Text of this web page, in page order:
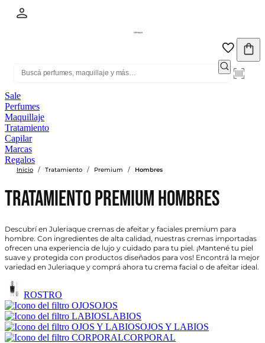
Sale
Perfumes
Maquillaje
Tratamiento
Capilar
Marcas
Regalos
Inicio / Tratamiento / Premium / Hombres
Tratamiento Premium Hombres
Descubrí en Juleriaque cremas de afeitar y faciales premium para
hombre. Con ingredientes de alta calidad, nuestras cremas importadas
ofrecen una experiencia de lujo y cuidado para tu piel. ¡Mantené tu piel
suave y protegida con productos diseñados para vos! Encontrá la mejor
variedad en Juleriaque y comprá ahora tu crema facial o de afeitar ideal.
ROSTRO
OJOS
LABIOS
OJOS Y LABIOS
CORPORAL